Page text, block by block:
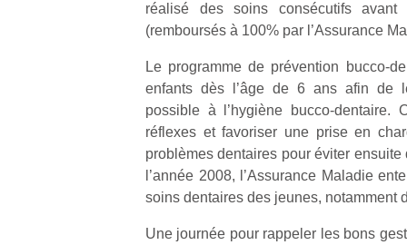
réalisé des soins consécutifs
(remboursés à 100% par l’Assurance
Le programme de prévention bucco-
enfants dès l’âge de 6 ans afin de
possible à l’hygiène bucco-dentaire.
réflexes et favoriser une prise en
problèmes dentaires pour éviter
l’année 2008, l’Assurance Maladie
soins dentaires des jeunes, notamment
Une journée pour rappeler les bons